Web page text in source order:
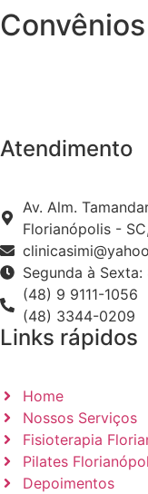
Atendimento
Av. Alm.
Florianópolis -
Segunda à Sexta:
(48) 9 9111-1056
(48) 3344-0209
Links rápidos
Home
Nossos Serviços
Fisioterapia
Pilates
Depoimentos